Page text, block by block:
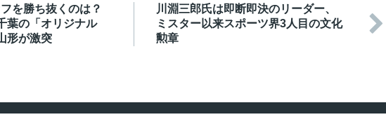
を勝ち抜くのは？
葉の「オリジナル
形が激突
川淵三郎氏は即断即決のリーダー、
ミスター以来スポーツ界3人目の文化
勲章
